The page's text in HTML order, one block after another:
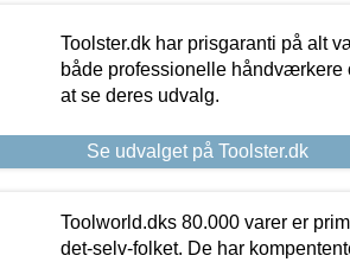
Toolster.dk har prisgaranti på alt
både professionelle håndværkere
at se deres udvalg.
Se udvalget på Toolster.dk
Toolworld.dks 80.000 varer er
det-selv-folket. De har